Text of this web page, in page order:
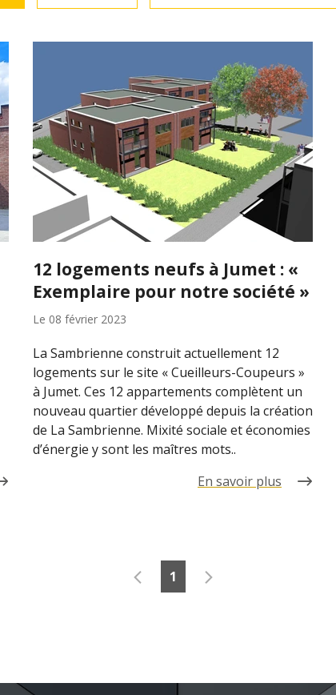
12 logements neufs à Jumet : «
Exemplaire pour notre société »
Le 08 février 2023
La Sambrienne construit actuellement 12
logements sur le site « Cueilleurs-Coupeurs »
à Jumet. Ces 12 appartements complètent un
nouveau quartier développé depuis la création
de La Sambrienne. Mixité sociale et économies
d’énergie y sont les maîtres mots..
En savoir plus
1